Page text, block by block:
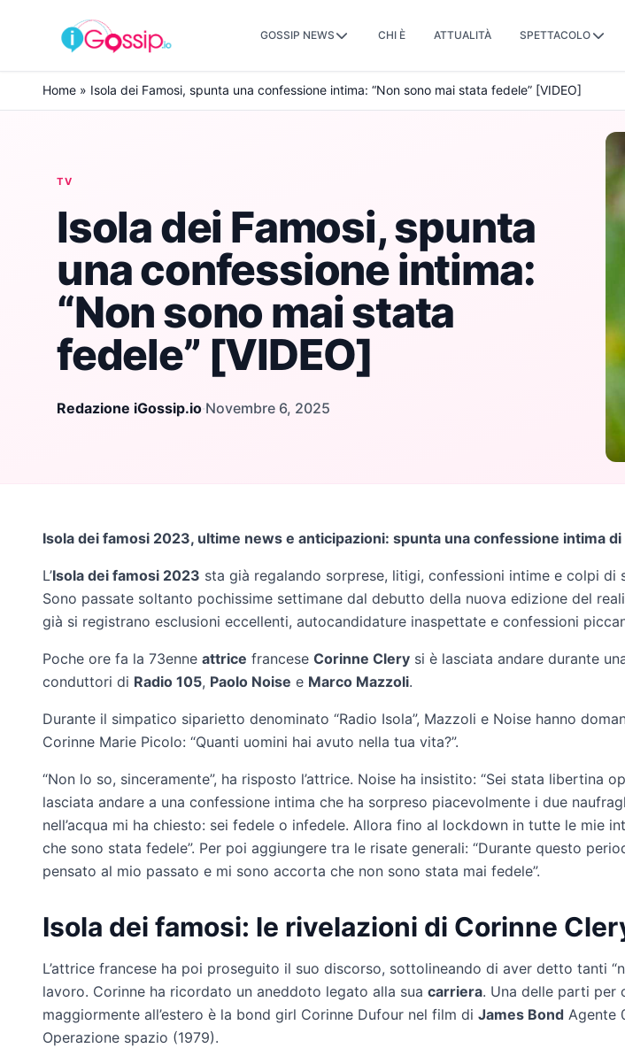
Skip to content
GOSSIP NEWS CHI È ATTUALITÀ SPETTACOLO
Home » Isola dei Famosi, spunta una confessione intima: “Non sono mai stata fedele” [VIDEO]
TV
Isola dei Famosi, spunta
una confessione intima:
“Non sono mai stata
fedele” [VIDEO]
Redazione iGossip.io·Novembre 6, 2025
Isola dei famosi 2023, ultime news e anticipazioni: spunta una confessione intima di
L’Isola dei famosi 2023 sta già regalando sorprese, litigi, confessioni intime e colpi di
Sono passate soltanto pochissime settimane dal debutto della nuova edizione del
già si registrano esclusioni eccellenti, autocandidature inaspettate e confessioni
Poche ore fa la 73enne attrice francese Corinne Clery si è lasciata andare durante
conduttori di Radio 105, Paolo Noise e Marco Mazzoli.
Durante il simpatico siparietto denominato “Radio Isola”, Mazzoli e Noise hanno
Corinne Marie Picolo: “Quanti uomini hai avuto nella tua vita?”.
“Non lo so, sinceramente”, ha risposto l’attrice. Noise ha insistito: “Sei stata libertina
lasciata andare a una confessione intima che ha sorpreso piacevolmente i due
nell’acqua mi ha chiesto: sei fedele o infedele. Allora fino al lockdown in tutte le mie
che sono stata fedele”. Per poi aggiungere tra le risate generali: “Durante questo
pensato al mio passato e mi sono accorta che non sono stata mai fedele”.
Isola dei famosi: le rivelazioni di Corinne
L’attrice francese ha poi proseguito il suo discorso, sottolineando di aver detto tanti
lavoro. Corinne ha ricordato un aneddoto legato alla sua carriera. Una delle parti per
maggiormente all’estero è la bond girl Corinne Dufour nel film di James Bond Agente
Operazione spazio (1979).